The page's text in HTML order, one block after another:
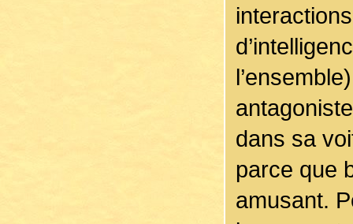
dans sa
parce que
amusant.